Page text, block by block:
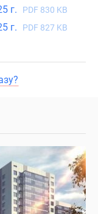
г. PDF 830 KB
г. PDF 827 KB